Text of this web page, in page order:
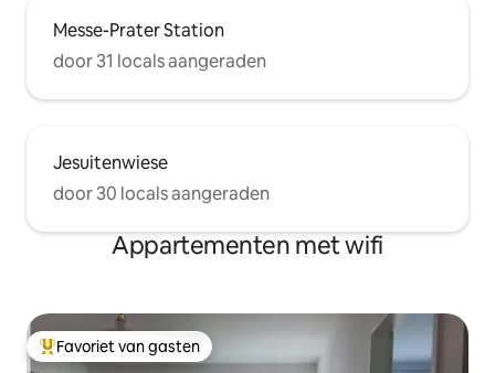
Messe-Prater Station
door 31 locals aangeraden
Jesuitenwiese
door 30 locals aangeraden
Appartementen met wifi
Topfavoriet van gasten
Favoriet van gasten